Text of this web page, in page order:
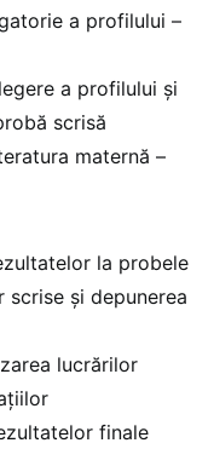
a profilului –
a profilului și
scrisă
maternă –
la probele
scrise și depunerea
lucrărilor
finale